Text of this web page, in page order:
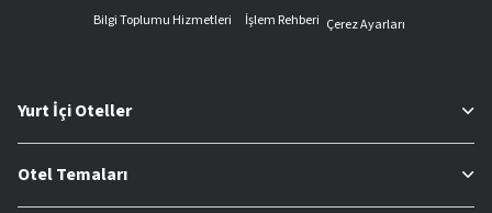
Bilgi Toplumu Hizmetleri
İşlem Rehberi Çerez Ayarları
Yurt İçi Oteller
Otel Temaları